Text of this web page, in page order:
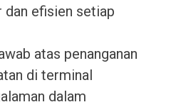
dan efisien setiap
atas penanganan
di terminal
dalam